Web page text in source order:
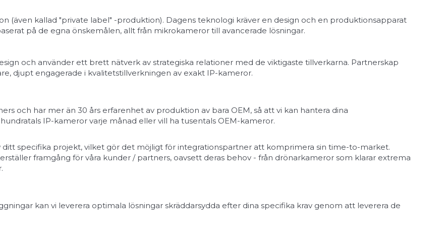
(även kallad "private label" -produktion). Dagens teknologi kräver en design och en produktionsapparat
på de egna önskemålen, allt från mikrokameror till avancerade lösningar.
och använder ett brett nätverk av strategiska relationer med de viktigaste tillverkarna. Partnerskap
djupt engagerade i kvalitetstillverkningen av exakt IP-kameror.
och har mer än 30 års erfarenhet av produktion av bara OEM, så att vi kan hantera dina
IP-kameror varje månad eller vill ha tusentals OEM-kameror.
specifika projekt, vilket gör det möjligt för integrationspartner att komprimera sin time-to-market.
framgång för våra kunder / partners, oavsett deras behov - från drönarkameror som klarar extrema
kan vi leverera optimala lösningar skräddarsydda efter dina specifika krav genom att leverera de